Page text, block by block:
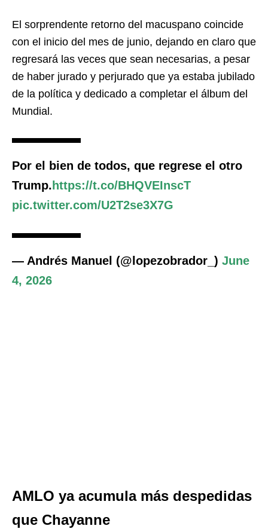
El sorprendente retorno del macuspano coincide
con el inicio del mes de junio, dejando en claro que
regresará las veces que sean necesarias, a pesar
de haber jurado y perjurado que ya estaba jubilado
de la política y dedicado a completar el álbum del
Mundial.
Por el bien de todos, que regrese el otro
Trump. https://t.co/BHQVEInscT
pic.twitter.com/U2T2se3X7G
— Andrés Manuel (@lopezobrador_) June
4, 2026
AMLO ya acumula más despedidas
que Chayanne